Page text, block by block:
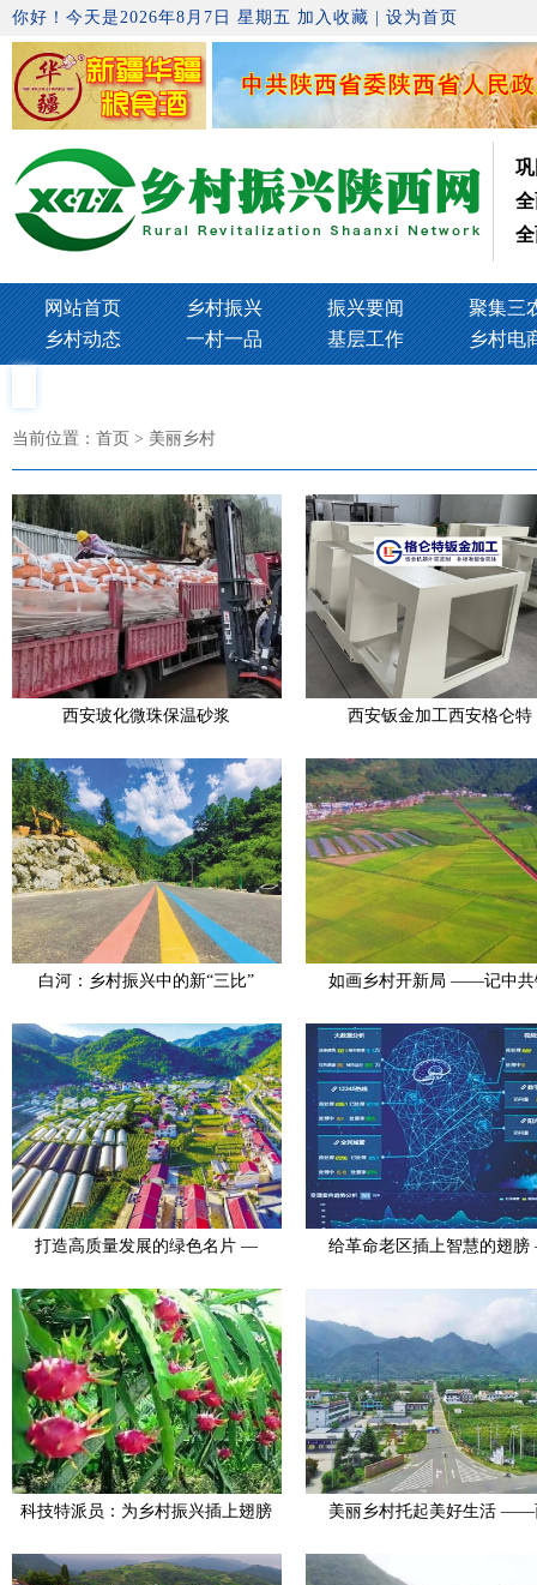
你好！今天是2026年8月7日 星期五 加入收藏 设为首页
网站首页 乡村振兴 振兴要闻
聚集三
乡村动态
一村一品 基层工作 乡村电
当前位置： 首页> 美丽乡村
西安玻化微珠保温砂浆 西安钣金加工西安格仑特
白河：乡村振兴中的新“三比” 如画乡村开新局 ——记中共
打造高质量发展的绿色名片 — 给革命老区插上智慧的翅
科技特派员：为乡村振兴插上翅膀 美丽乡村托起美好生活 ——